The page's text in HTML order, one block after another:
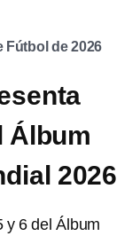
Fútbol de 2026
Álbum
2026
y 6 del Álbum